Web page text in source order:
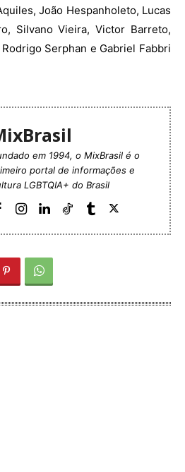
João Hespanholeto, Lucas
Silvano Vieira, Victor Barreto,
Serphan e Gabriel Fabbri
em 1994, o MixBrasil é o
portal de informações e
LGBTQIA+ do Brasil